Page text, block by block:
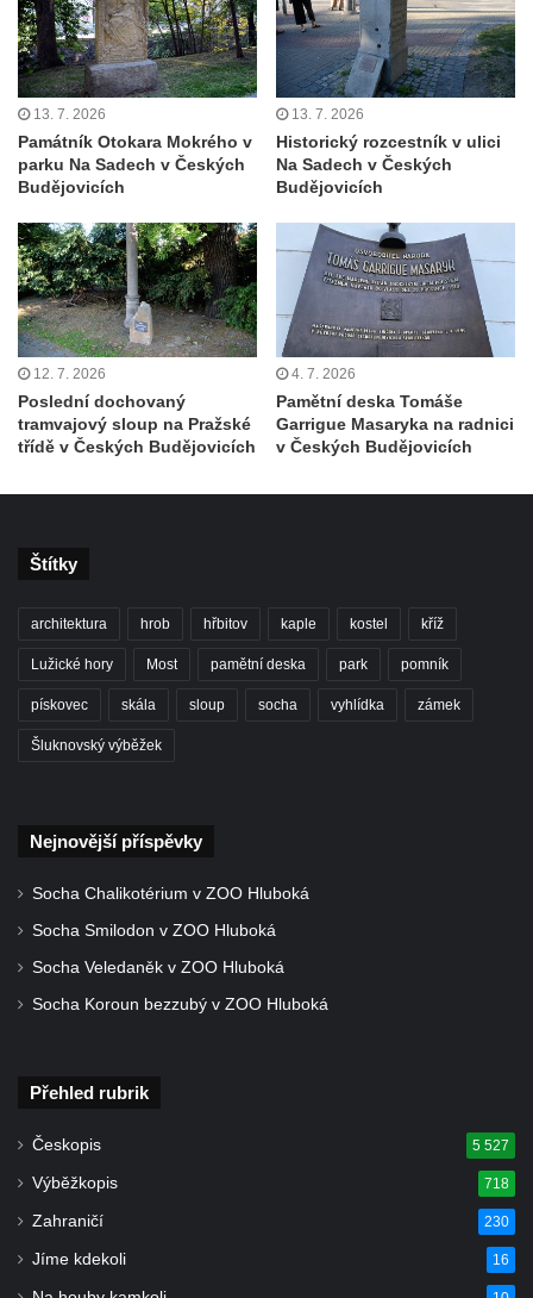
Pamětní deska Věnceslava Metelky na
budově banky v Palackého ulici v Náchodě
Pamětní deska Josefa Regnera-
Havlovického na bývalém děkanství v ulici
Regnerovy sady v Náchodě
Pamětní deska Josefa Kajetána Tyla na
Pamětní deska Antonína Sovy v Parku
básníků u hřbitova ve Vysokém nad Jizerou
Pamětní deska evangelického kostela
(Centra setkávání) v Dolní Poustevně
Pamětní deska Augustina Podoláka v
Chrámu Proměnění Páně ve Varnsdorfu
Pamětní deska Alfonse Dopsche na
provedení Prodané nevěsty na domě U
Pražské bráně v Mělníku
Pamětní deska Josefa Straky v ulici 5.
Krombholcově ulici na domě čp. 9 v
ulici v Plzni – Jižním Předměstí
muzea v Netolicích
u poutního kostela Navštívení Panny Marie
v Horní Polici
Pamětní deska Aloise Senefeldera na
Staroměstské tržnici v Rytířské ulici v Praze
Pamětní deska Františka Palackého na
13. 7. 2026
Památník Otokara Mokrého v
parku Na Sadech v Českých
Budějovicích
13. 7. 2026
Historický rozcestník v ulici
Na Sadech v Českých
Budějovicích
12. 7. 2026
Poslední dochovaný
tramvajový sloup na Pražské
třídě v Českých Budějovicích
4. 7. 2026
Pamětní deska Tomáše
Garrigue Masaryka na radnici
v Českých Budějovicích
Štítky
architektura hrob hřbitov kaple kostel kříž
Lužické hory Most pamětní deska park pomník
pískovec skála sloup socha vyhlídka zámek
Šluknovský výběžek
Nejnovější příspěvky
Socha Chalikotérium v ZOO Hluboká
Socha Smilodon v ZOO Hluboká
Socha Veledaněk v ZOO Hluboká
Socha Koroun bezzubý v ZOO Hluboká
Přehled rubrik
Českopis 5 527
Výběžkopis 718
Zahraničí 230
Jíme kdekoli 16